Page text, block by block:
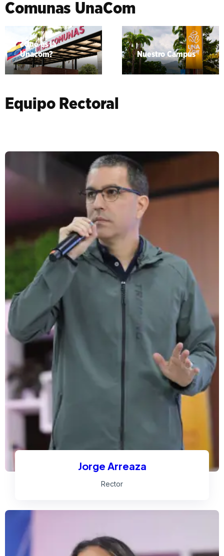
Comunas UnaCom
¿Qué es la
Unacom?
Nuestro Campus
Equipo Rectoral
Jorge Arreaza
Rector